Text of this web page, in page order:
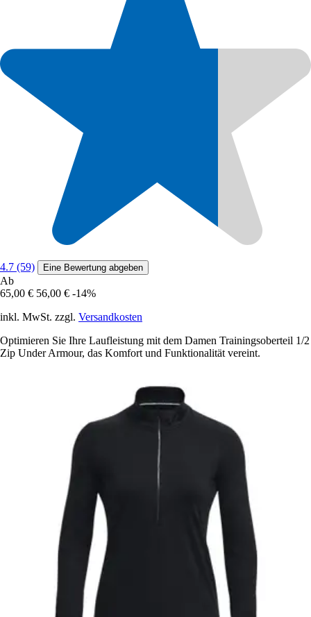
4.7 (59) Eine Bewertung abgeben
Ab
65,00 € 56,00 € -14%
inkl. MwSt. zzgl. Versandkosten
Optimieren Sie Ihre Laufleistung mit dem Damen Trainingsoberteil 1/2
Zip Under Armour, das Komfort und Funktionalität vereint.